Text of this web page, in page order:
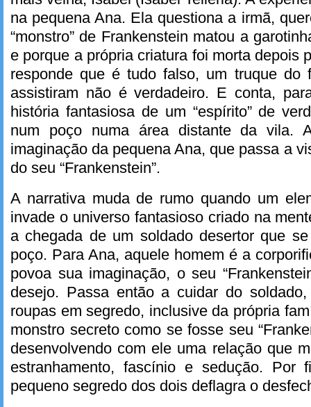
na pequena Ana. Ela questiona a irmã,
“monstro” de Frankenstein matou a
e porque a própria criatura foi morta depois
responde que é tudo falso, um truque do
assistiram não é verdadeiro. E conta,
história fantasiosa de um “espírito” de
num poço numa área distante da vila.
imaginação da pequena Ana, que passa a
do seu “Frankenstein”.
A narrativa muda de rumo quando um
invade o universo fantasioso criado na
a chegada de um soldado desertor que
poço. Para Ana, aquele homem é a
povoa sua imaginação, o seu
desejo. Passa então a cuidar do
roupas em segredo, inclusive da própria
monstro secreto como se fosse seu
desenvolvendo com ele uma relação que
estranhamento, fascínio e sedução. Por
pequeno segredo dos dois deflagra o